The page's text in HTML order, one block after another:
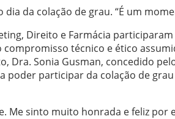
da colação de grau. “É um
Direito e Farmácia
técnico e ético
Sonia Gusman, concedido
poder participar da colação de
Me sinto muito honrada e feliz por